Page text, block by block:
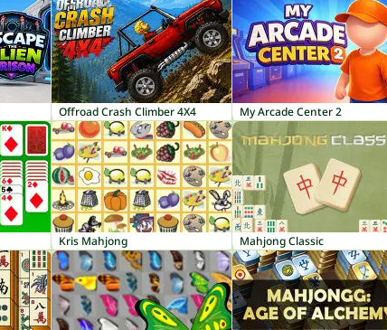
Offroad Crash Climber 4X4 My Arcade Center 2
Kris Mahjong Mahjong Classic